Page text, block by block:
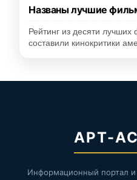
Названы лучшие
Рейтинг из десяти
составили кинокритики
АРТ-
Информационный портал и